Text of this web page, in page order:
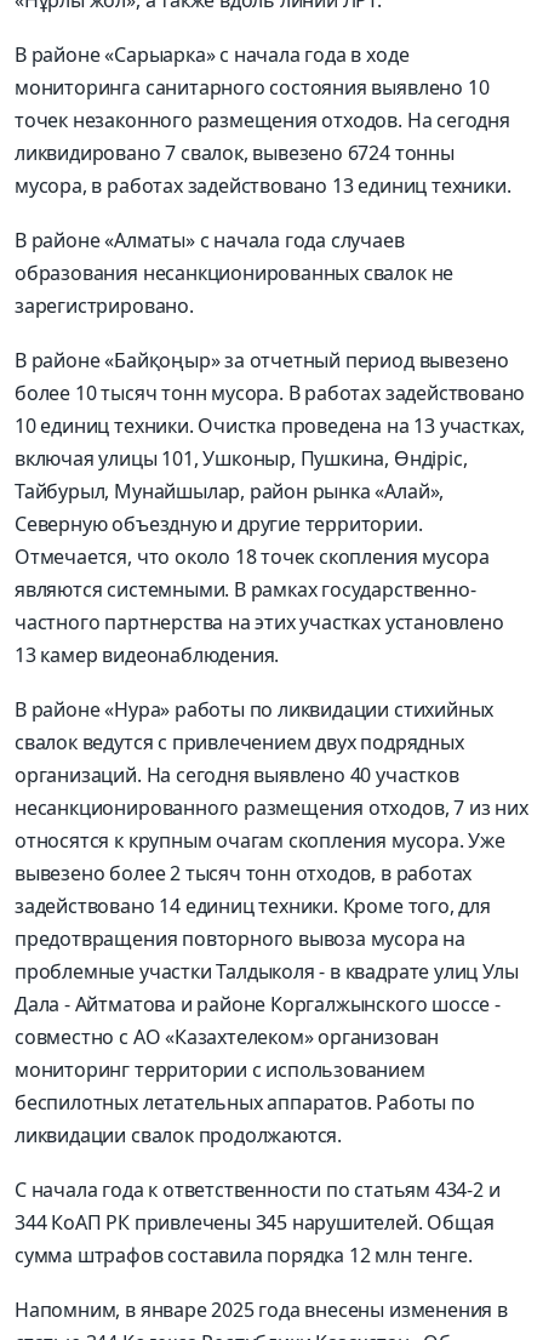
В районе «Сарыарка» с начала года в ходе
мониторинга санитарного состояния выявлено 10
точек незаконного размещения отходов. На сегодня
ликвидировано 7 свалок, вывезено 6724 тонны
мусора, в работах задействовано 13 единиц техники.
В районе «Алматы» с начала года случаев
образования несанкционированных свалок не
зарегистрировано.
В районе «Байқоңыр» за отчетный период вывезено
более 10 тысяч тонн мусора. В работах задействовано
10 единиц техники. Очистка проведена на 13 участках,
включая улицы 101, Ушконыр, Пушкина, Өндіріс,
Тайбурыл, Мунайшылар, район рынка «Алай»,
Северную объездную и другие территории.
Отмечается, что около 18 точек скопления мусора
являются системными. В рамках государственно-
частного партнерства на этих участках установлено
13 камер видеонаблюдения.
В районе «Нура» работы по ликвидации стихийных
свалок ведутся с привлечением двух подрядных
организаций. На сегодня выявлено 40 участков
несанкционированного размещения отходов, 7 из них
относятся к крупным очагам скопления мусора. Уже
вывезено более 2 тысяч тонн отходов, в работах
задействовано 14 единиц техники. Кроме того, для
предотвращения повторного вывоза мусора на
проблемные участки Талдыколя - в квадрате улиц Улы
Дала - Айтматова и районе Коргалжынского шоссе -
совместно с АО «Казахтелеком» организован
мониторинг территории с использованием
беспилотных летательных аппаратов. Работы по
ликвидации свалок продолжаются.
С начала года к ответственности по статьям 434-2 и
344 КоАП РК привлечены 345 нарушителей. Общая
сумма штрафов составила порядка 12 млн тенге.
Напомним, в январе 2025 года внесены изменения в